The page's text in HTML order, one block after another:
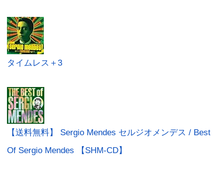
タイムレス＋3
【送料無料】 Sergio Mendes セルジオメンデス / Best
Of Sergio Mendes 【SHM-CD】